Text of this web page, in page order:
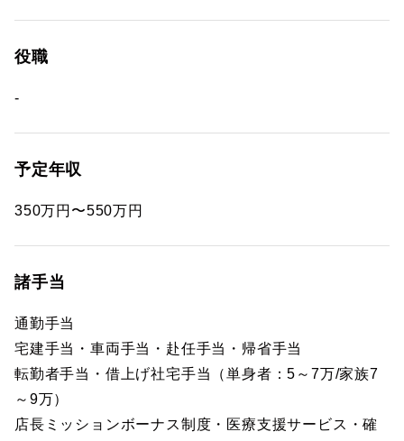
役職
-
予定年収
350万円〜550万円
諸手当
通勤手当
宅建手当・車両手当・赴任手当・帰省手当
転勤者手当・借上げ社宅手当（単身者：5～7万/家族7
～9万）
店長ミッションボーナス制度・医療支援サービス・確